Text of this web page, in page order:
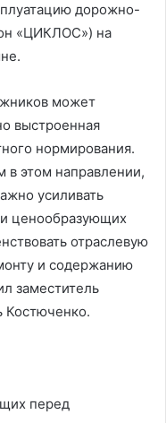
дорожно-
«ЦИКЛОС») на
может
выстроенная
нормирования.
этом направлении,
усиливать
ценообразующих
отраслевую
и содержанию
заместитель
Костюченко.
перед